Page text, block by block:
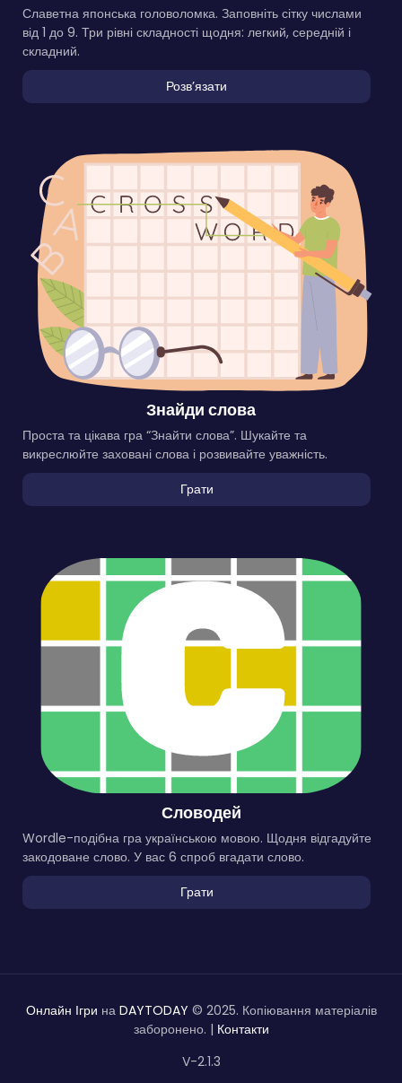
Славетна японська головоломка. Заповніть сітку числами
від 1 до 9. Три рівні складності щодня: легкий, середній і
складний.
Розвʼязати
Знайди слова
Проста та цікава гра “Знайти слова”. Шукайте та
викреслюйте заховані слова і розвивайте уважність.
Грати
Словодей
Wordle-подібна гра українською мовою. Щодня відгадуйте
закодоване слово. У вас 6 спроб вгадати слово.
Грати
Онлайн Ігри на DAYTODAY © 2025. Копіювання матеріалів
заборонено. | Контакти
V-2.1.3